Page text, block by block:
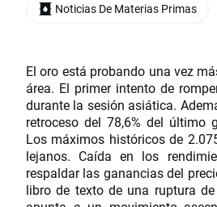
El oro está probando una vez
área. El primer intento de
durante la sesión asiática.
retroceso del 78,6% del último
Los máximos históricos de
lejanos. Caída en los
respaldar las ganancias del
libro de texto de una ruptura
Noticias De Materias Primas